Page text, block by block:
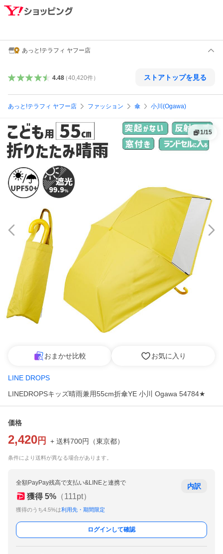
あっと!テラフィ ヤフー店
4.48（40,420件） ストアトップを見る
あっと!テラフィ ヤフー店 ファッション 傘 小川(Ogawa)
1/15
おまかせ比較 お気に入り
LINE DROPS
LINEDROPSキッズ晴雨兼用55cm折傘YE 小川 Ogawa 54784★
価格
2,420 円 + 送料700円 （東京都）
条件により送料が異なる場合があります。
全額PayPay残高で支払い&LINEと連携で
獲得 5% （111pt）
獲得のうち4.5%は利用先・期間限定
内訳
ログインして確認